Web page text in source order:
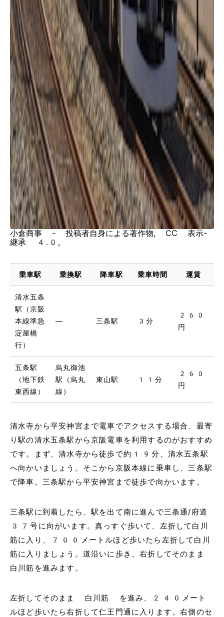
小倉商事 - 投稿者自身による著作物, CC 表示-
継承 4.0,
乗車駅 乗換駅 降車駅 乗車時間 運賃
清水五条
駅（京阪
本線準急
淀屋橋
行）
― 三条駅 3分
260
円
五条駅
（地下鉄
東西線）
烏丸御池
駅（烏丸
線）
東山駅 11分
260
円
清水寺から平安神宮まで電車でアクセスする場合、最寄
り駅の清水五条駅から京阪電車を利用するのがおすすめ
です。まず、清水寺から徒歩で約19分、清水五条駅
へ向かいましょう。そこから京阪本線に乗車し、三条駅
で降車。三条駅から平安神宮まで徒歩で向かいます。
三条駅に到着したら、駅を出て南に進んで三条通/府道
37号に向がいます。真っすぐ歩いて、左折して白川
筋に入り、700メートルほど歩いたら左折して白川
筋に入りましょう。道沿いに歩き、右折してそのまま
白川筋を進みます。
左折してそのまま 白川筋 を進み、240メート
ルほど歩いたら右折して仁王門通に入ります。右側のセ